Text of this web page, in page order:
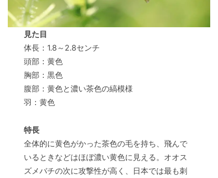
見た目
体長：1.8～2.8センチ
頭部：黄色
胸部：黒色
腹部：黄色と濃い茶色の縞模様
羽：黄色
特長
全体的に黄色がかった茶色の毛を持ち、飛んで
いるときなどはほぼ濃い黄色に見える。オオス
ズメバチの次に攻撃性が高く、日本では最も刺